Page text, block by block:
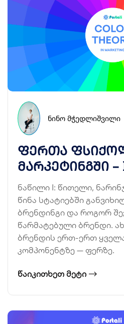
ᲜᲘᲜᲝ ᲛᲭᲔᲓᲚᲘᲨᲕᲘᲚᲘ
ფერთა
მარკეტინგში
ნაწილი I: წითელი,
წინა სტატიებში
ბრენდინგი და როგორ
წარმატებული ბრენდი.
ბრენდის ერთ-ერთ
კომპონენტზე — ფერზე.
ᲬᲐᲘᲙᲘᲗᲮᲔᲗ ᲛᲔᲢᲘ